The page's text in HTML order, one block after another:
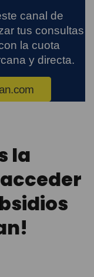
canal de
tus consultas
la cuota
y directa.
la